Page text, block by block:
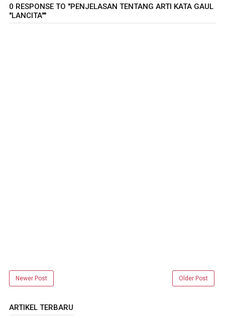
0 RESPONSE TO "PENJELASAN TENTANG ARTI KATA GAUL
"LANCITA""
Newer Post Older Post
ARTIKEL TERBARU